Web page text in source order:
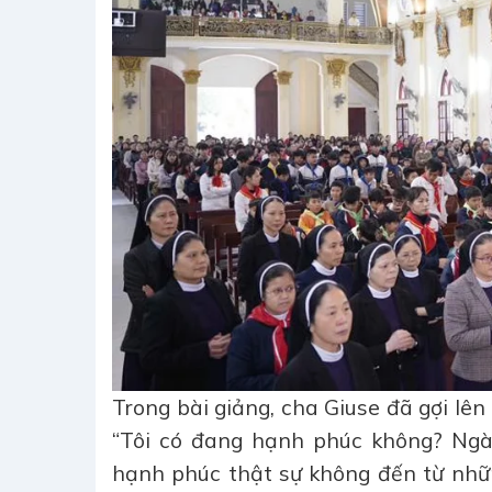
Trong bài giảng, cha Giuse đã gợi
“Tôi có đang hạnh phúc không?
hạnh phúc thật sự không đến từ